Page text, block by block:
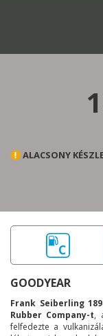
ALACSONY
C
GOODYEAR
Frank Seiberling
Rubber Company-t,
felfedezte a